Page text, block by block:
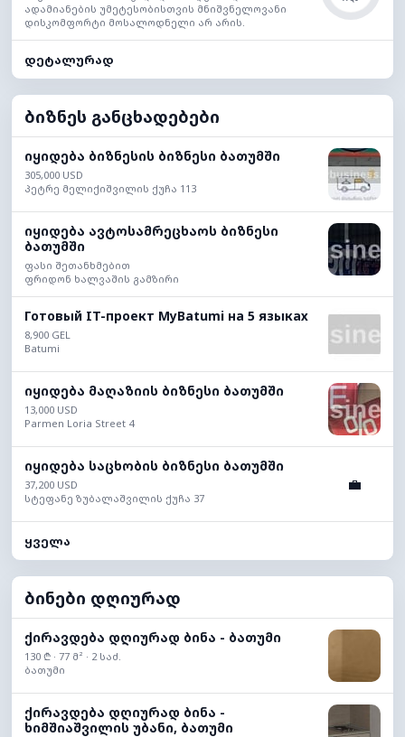
ადამიანების უმეტესობისთვის მნიშვნელოვანი
დისკომფორტი მოსალოდნელი არ არის.
დეტალურად
ბიზნეს განცხადებები
იყიდება ბიზნესის ბიზნესი ბათუმში
305,000 USD
პეტრე მელიქიშვილის ქუჩა 113
იყიდება ავტოსამრეცხაოს ბიზნესი
ბათუმში
ფასი შეთანხმებით
ფრიდონ ხალვაშის გამზირი
Готовый IT-проект MyBatumi на 5 языках
8,900 GEL
Batumi
იყიდება მაღაზიის ბიზნესი ბათუმში
13,000 USD
Parmen Loria Street 4
იყიდება საცხობის ბიზნესი ბათუმში
37,200 USD
სტეფანე ზუბალაშვილის ქუჩა 37
💼
ყველა
ბინები დღიურად
ქირავდება დღიურად ბინა - ბათუმი
130 ₾ · 77 მ² · 2 საძ.
ბათუმი
ქირავდება დღიურად ბინა -
ხიმშიაშვილის უბანი, ბათუმი